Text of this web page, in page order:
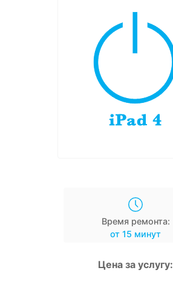
Время ремонта:
от 15 минут
Цена за услугу: